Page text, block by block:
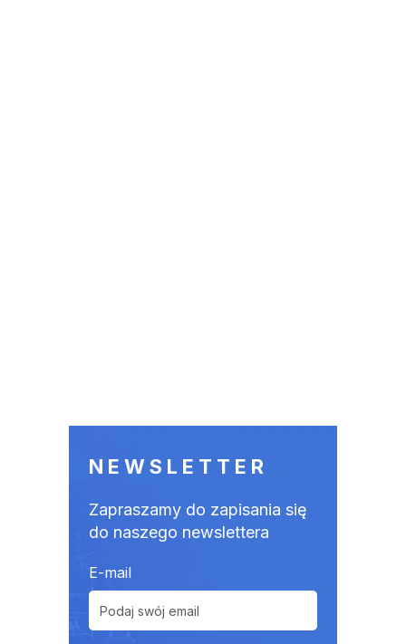
NEWSLETTER
Zapraszamy do zapisania się
do naszego newslettera
E-mail